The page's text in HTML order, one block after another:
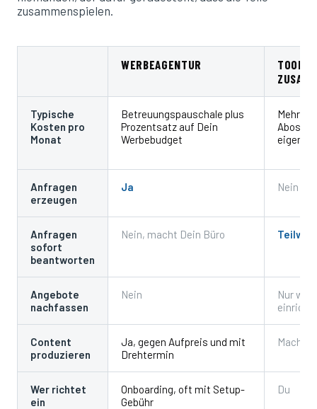
zusammenspielen.
WERBEAGENTUR
TOOLS
Typische
Kosten pro
Monat
Betreuungspauschale plus
Prozentsatz auf Dein
Werbebudget
Abos
eigene
Anfragen
erzeugen
Ja Nein
Anfragen
sofort
beantworten
Nein, macht Dein Büro
Angebote
nachfassen
Nein
Nur
Content
produzieren
Ja, gegen Aufpreis und mit
Drehtermin
Machst
Wer richtet
ein
Onboarding, oft mit Setup-
Gebühr
Du